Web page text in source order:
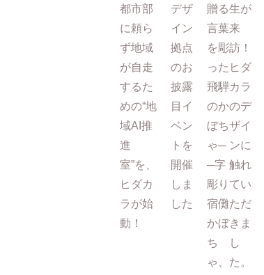
都市部
に頼ら
ず地域
が自走
するた
めの“地
域AI推
進
室”を、
ヒダカ
ラが始
動！
デザ
イン
拠点
のお
披露
目イ
ベン
トを
開催
しま
した
贈る
言葉
を彫
った
飛騨
のか
ぼち
ゃ─
─字
彫り
宿儺
かぼ
ち
ゃ、
生が
来
訪！
ヒダ
カラ
のデ
ザイ
ンに
触れ
てい
ただ
きま
し
た。